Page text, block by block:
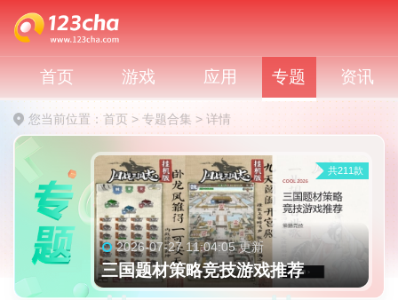
首页 游戏 应用 专题 资讯
您当前位置：首页 >专题合集 >详情
三国题材策略竞技游戏推荐
2026-07-27 11:04:05 更新
共211款